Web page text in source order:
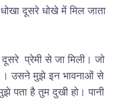
दूसरे धोखे में मिल जाता
प्रेमी से जा मिली। जो
। उसने मुझे इन भावनाओं से
पता है तुम दुखी हो। पानी